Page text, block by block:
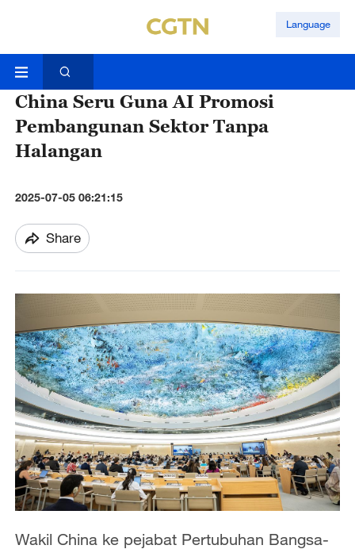
Language
China Seru Guna AI Promosi
Pembangunan Sektor Tanpa
Halangan
2025-07-05 06:21:15
Share
Wakil China ke pejabat Pertubuhan Bangsa-